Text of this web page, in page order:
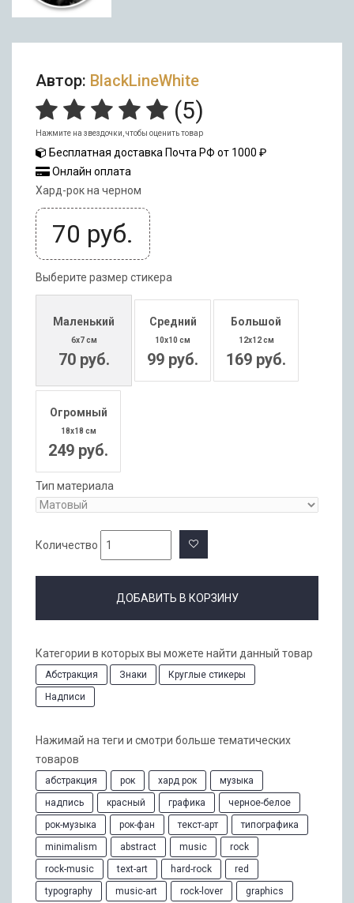
Автор: BlackLineWhite
(5)
Нажмите на звездочки, чтобы оценить товар
Бесплатная доставка Почта РФ от 1000 ₽
Онлайн оплата
Хард-рок на черном
70 руб.
Выберите размер стикера
Маленький
6x7 см
70 руб.
Средний
10x10 см
99 руб.
Большой
12x12 см
169 руб.
Огромный
18x18 см
249 руб.
Тип материала
Количество
ДОБАВИТЬ В КОРЗИНУ
Категории в которых вы можете найти данный товар
Абстракция Знаки
Круглые стикеры
Надписи
Нажимай на теги и смотри больше тематических
товаров
абстракция рок хард рок
музыка
надпись
красный графика
черное-белое
рок-музыка
рок-фан текст-арт
типографика
minimalism
abstract music
rock
rock-music
text-art hard-rock
red
typography
music-art rock-lover graphics